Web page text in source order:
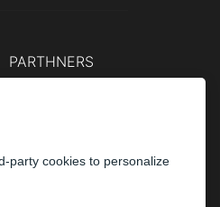
PARTHNERS
party cookies to personalize